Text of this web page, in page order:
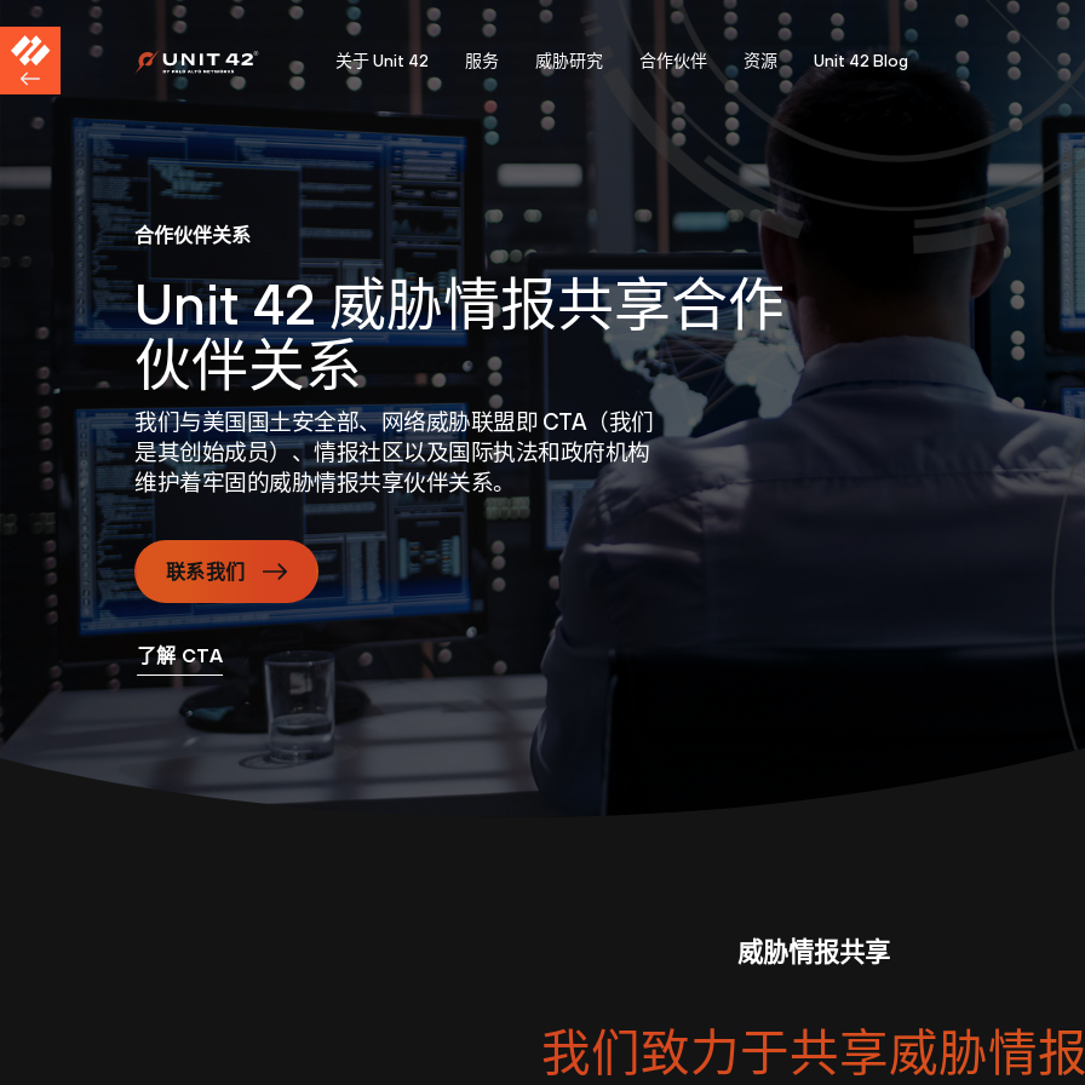
关于 Unit 42 服务 威胁研究 合作伙伴 资源 Unit 42 Blog
合作伙伴关系
Unit 42 威胁情报共享合作
伙伴关系
我们与美国国土安全部、网络威胁联盟即 CTA（我们
是其创始成员）、情报社区以及国际执法和政府机构
维护着牢固的威胁情报共享伙伴关系。
联系我们
了解 CTA
威胁情报共享
我们致力于共享威胁情